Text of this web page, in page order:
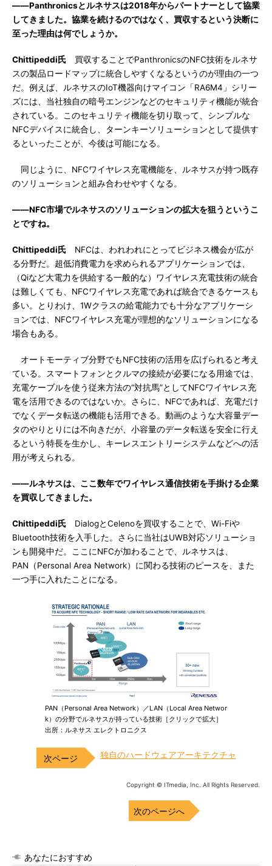
――Panthronicsとルネサスは2018年からパートナーとして協業
してきました。協業を続けるのではなく、買収するという決断に
至った理由は何でしょうか。
Chittipeddi氏 買収することでPanthronicsのNFC技術をルネサ
スの製品ロードマップに統合しやすくなるというのが理由の一つ
だ。例えば、ルネサスのIoT機器向けマイコン「RA6M4」シリー
ズには、当社独自の暗号エンジンなどのセキュリティ機能が統合
されている。このセキュリティ機能を切り取って、シンプルな
NFCデバイスに統合し、ターンキーソリューションとして提供す
るといったことが、今後は可能になる。
同じように、NFCワイヤレス充電機能を、ルネサスが持つ既存
のソリューションと組み合わせやすくなる。
――NFC市場でルネサスのソリューションの拡大を狙うというこ
とですね。
Chittipeddi氏 NFCは、われわれにとってビジネス機会が広が
る分野だ。超低消費電力を求められるアプリケーションでは、
（Qiなど大電力を供給する一般的な）ワイヤレス充電技術の統合
は難しくても、NFCワイヤレス充電であれば統合できるケースも
多い。とりわけ、1Wクラスの給電能力でも十分なアプリケーシ
ョンでは、NFCワイヤレス充電が理想的なソリューションになる
場合もある。
オートモーティブ分野でもNFC技術の活用を広げられると考え
ている。スマートフォンとクルマの接続が必要になる用途では、
充電ケーブルを使う従来方法の“対抗馬”としてNFCワイヤレス充
電を活用できるのではないか。さらに、NFCであれば、充電だけ
でなくデータ転送の機能も活用できる。動画のような大容量デー
タのやりとりには不向きだが、小容量のデータ転送を安全に行え
るという特長を生かし、キーレスエントリーシステムなどへの活
用が考えられる。
――ルネサスは、ここ数年でワイヤレス通信技術を手掛ける企業
を買収してきました。
Chittipeddi氏 DialogとCelenoを買収することで、Wi-Fiや
Bluetooth技術を入手した。さらに当社はUWB対応ソリューショ
ンも開発中だ。ここにNFCが加わることで、ルネサスは、
PAN（Personal Area Network）に関わる技術のピースを、また
一つ手に入れたことになる。
PAN（Personal Area Network）／LAN（Local Area Networ
k）の分野でルネサスが持っている技術［クリックで拡大］
出所：ルネサス エレクトロニクス
独自のハードウェアアーキテクチャ
Copyright © ITmedia, Inc. All Rights Reserved.
次のページへ
あなたにおすすめ